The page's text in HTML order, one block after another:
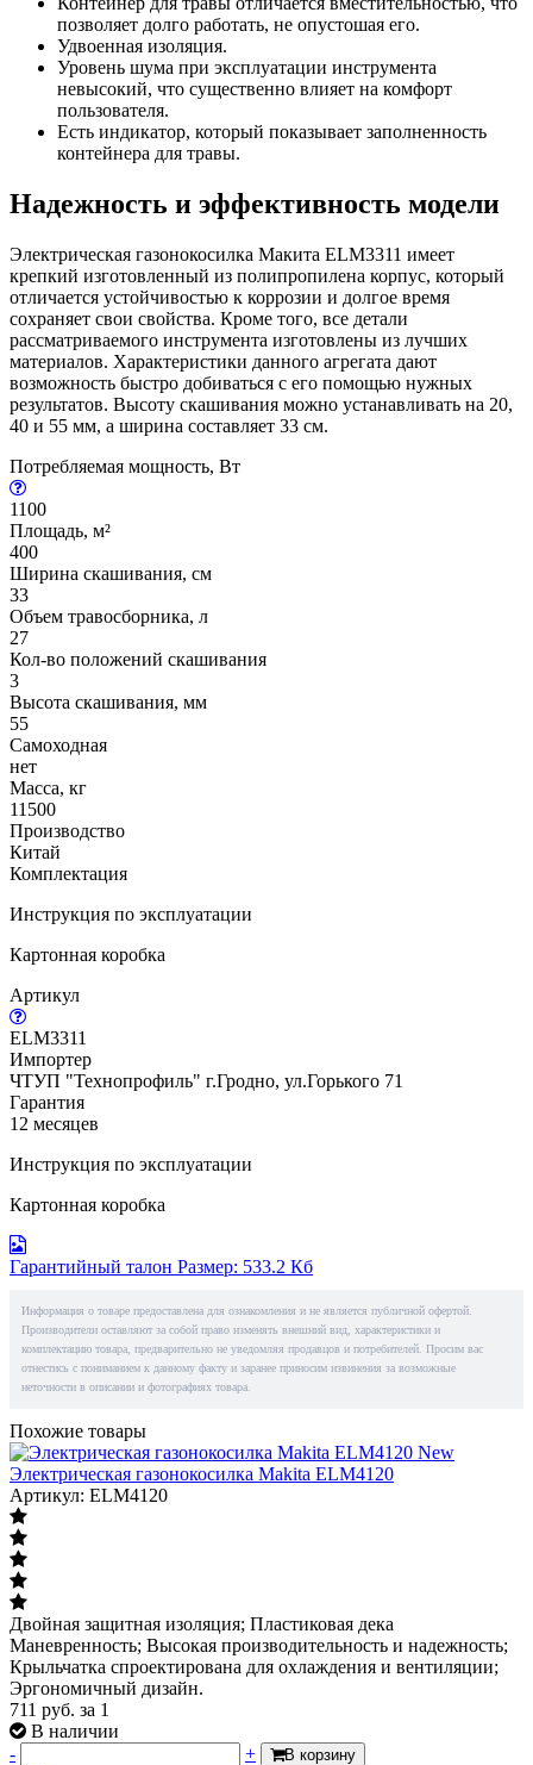
позволяет долго работать, не опустошая его.
Удвоенная изоляция.
Уровень шума при эксплуатации инструмента
невысокий, что существенно влияет на комфорт
пользователя.
Есть индикатор, который показывает заполненность
контейнера для травы.
Надежность и эффективность модели
Электрическая газонокосилка Макита ELM3311 имеет
крепкий изготовленный из полипропилена корпус, который
отличается устойчивостью к коррозии и долгое время
сохраняет свои свойства. Кроме того, все детали
рассматриваемого инструмента изготовлены из лучших
материалов. Характеристики данного агрегата дают
возможность быстро добиваться с его помощью нужных
результатов. Высоту скашивания можно устанавливать на 20,
40 и 55 мм, а ширина составляет 33 см.
Потребляемая мощность, Вт
1100
Площадь, м²
400
Ширина скашивания, см
33
Объем травосборника, л
27
Кол-во положений скашивания
3
Высота скашивания, мм
55
Самоходная
нет
Масса, кг
11500
Производство
Китай
Комплектация
Инструкция по эксплуатации
Картонная коробка
Артикул
ELM3311
Импортер
ЧТУП "Технопрофиль" г.Гродно, ул.Горького 71
Гарантия
12 месяцев
Инструкция по эксплуатации
Картонная коробка
Гарантийный талон Размер: 533.2 Кб
Информация о товаре предоставлена для ознакомления и не является публичной офертой.
Производители оставляют за собой право изменять внешний вид, характеристики и
комплектацию товара, предварительно не уведомляя продавцов и потребителей. Просим вас
отнестись с пониманием к данному факту и заранее приносим извинения за возможные
неточности в описании и фотографиях товара.
Похожие товары
New
Электрическая газонокосилка Makita ELM4120
Артикул: ELM4120
Двойная защитная изоляция; Пластиковая дека
Маневренность; Высокая производительность и надежность;
Крыльчатка спроектирована для охлаждения и вентиляции;
Эргономичный дизайн.
711 руб. за 1
В наличии
-
+ В корзину